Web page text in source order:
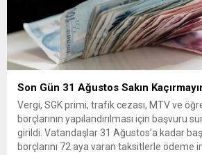
Son Gün 31 Ağustos Sakın
Vergi, SGK primi, trafik cezası, MTV ve
borçlarının yapılandırılması için başvuru
girildi. Vatandaşlar 31 Ağustos’a kadar
borçlarını 72 aya varan taksitlerle ödeme